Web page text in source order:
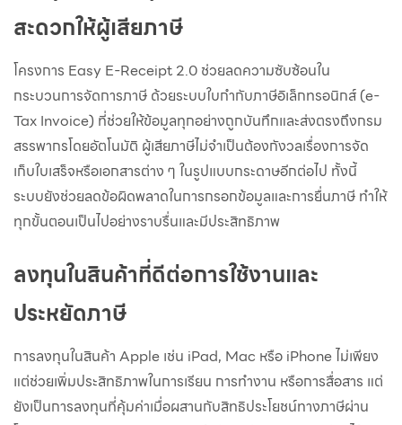
สะดวกให้ผู้เสียภาษี
โครงการ Easy E-Receipt 2.0 ช่วยลดความซับซ้อนใน
กระบวนการจัดการภาษี ด้วยระบบใบกำกับภาษีอิเล็กทรอนิกส์ (e-
Tax Invoice) ที่ช่วยให้ข้อมูลทุกอย่างถูกบันทึกและส่งตรงถึงกรม
สรรพากรโดยอัตโนมัติ ผู้เสียภาษีไม่จำเป็นต้องกังวลเรื่องการจัด
เก็บใบเสร็จหรือเอกสารต่าง ๆ ในรูปแบบกระดาษอีกต่อไป ทั้งนี้
ระบบยังช่วยลดข้อผิดพลาดในการกรอกข้อมูลและการยื่นภาษี ทำให้
ทุกขั้นตอนเป็นไปอย่างราบรื่นและมีประสิทธิภาพ
ลงทุนในสินค้าที่ดีต่อการใช้งานและ
ประหยัดภาษี
การลงทุนในสินค้า Apple เช่น iPad, Mac หรือ iPhone ไม่เพียง
แต่ช่วยเพิ่มประสิทธิภาพในการเรียน การทำงาน หรือการสื่อสาร แต่
ยังเป็นการลงทุนที่คุ้มค่าเมื่อผสานกับสิทธิประโยชน์ทางภาษีผ่าน